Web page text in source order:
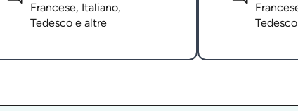
Francese, Italiano,
Tedesco e altre